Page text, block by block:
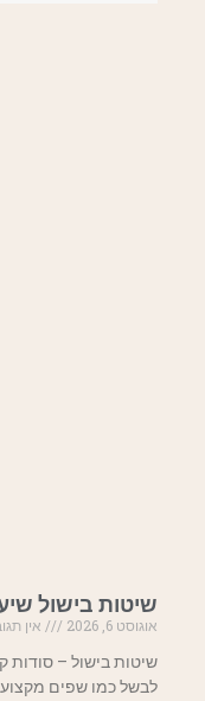
שיטות בישול
אוגוסט 6, 2026
אין
שיטות בישול – סודות
לבשל כמו שפים